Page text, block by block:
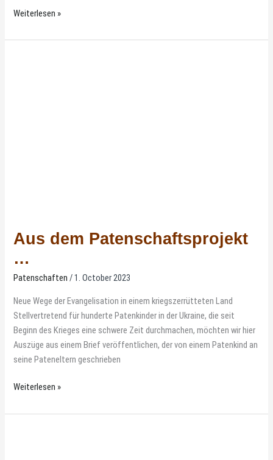
Weiterlesen »
Aus dem Patenschaftsprojekt
…
Patenschaften /1. October 2023
Neue Wege der Evangelisation in einem kriegszerrütteten Land
Stellvertretend für hunderte Patenkinder in der Ukraine, die seit
Beginn des Krieges eine schwere Zeit durchmachen, möchten wir hier
Auszüge aus einem Brief veröffentlichen, der von einem Patenkind an
seine Pateneltern geschrieben
Weiterlesen »